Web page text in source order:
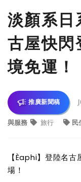
淡顏系
古屋快閃
境免運！
推廣新聞稿
與服務 旅行 民
【Èaphi】登陸名
場！